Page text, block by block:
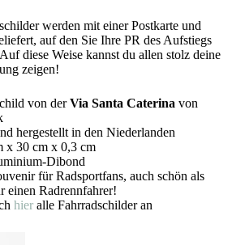
werden mit einer Postkarte und
auf den Sie Ihre PR des Aufstiegs
diese Weise kannst du allen stolz deine
zeigen!
von derVia Santa Caterina von
hergestellt in den Niederlanden
x 30 cm x 0,3 cm
Dibond
für Radsportfans, auch schön als
einen Radrennfahrer!
hieralle Fahrradschilder an